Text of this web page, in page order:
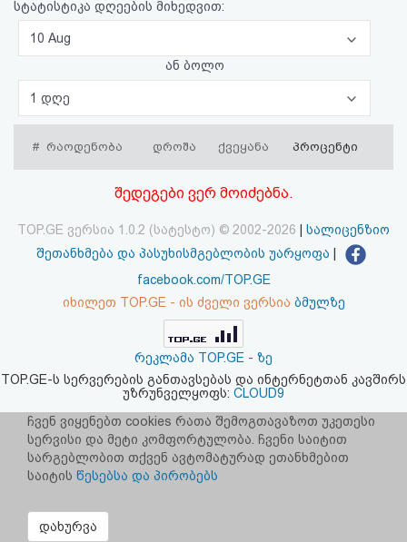
ავტორიზაცია
პაროლის
აღდგენა
კოდი
შეთანხმება
პასუხისმგებლობის
უარყოფა
სტატისტიკა დღეების მიხედვით:
10 Aug
ან ბოლო
1 დღე
# რაოდენობა დროშა ქვეყანა პროცენტი
შედეგები ვერ მოიძებნა.
TOP.GE ვერსია 1.0.2 (სატესტო) © 2002-2026
სალიცენზიო
შეთანხმება და პასუხისმგებლობის უარყოფა
facebook.com/TOP.GE
იხილეთ TOP.GE - ის ძველი ვერსია ბმულზე
რეკლამა TOP.GE - ზე
TOP.GE-ს სერვერების განთავსებას და ინტერნეტთან კავშირს
უზრუნველყოფს: CLOUD9
ჩვენ ვიყენებთ cookies რათა შემოგთავაზოთ უკეთესი
სერვისი და მეტი კომფორტულობა. ჩვენი საიტით
სარგებლობით თქვენ ავტომატურად ეთანხმებით
საიტის წესებსა და პირობებს
დახურვა